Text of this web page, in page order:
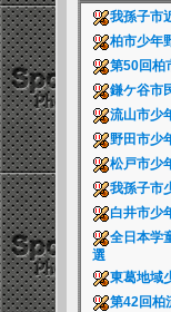
我孫子市
柏市少年
第50回柏
鎌ケ谷市
流山市少
野田市少
松戸市少
我孫子市
白井市少
全日本学
選
東葛地域
第42回柏